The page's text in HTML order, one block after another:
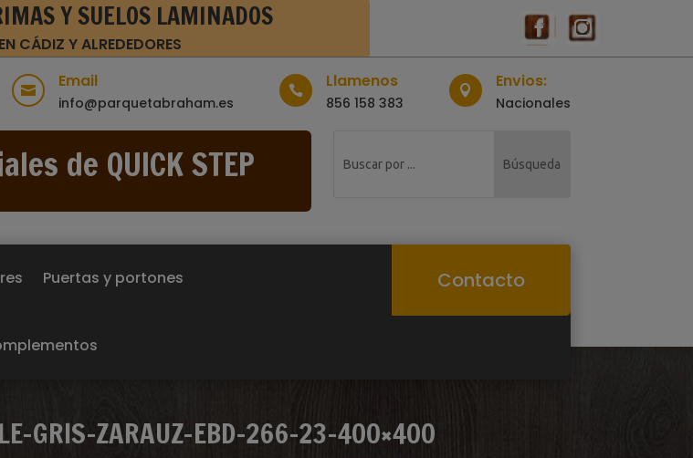
Y SUELOS LAMINADOS
CÁDIZ Y ALREDEDORES
 Email
info@parquetabraham.es
 Llamenos
856 158 383
 Envios:
Nacionales
de QUICK STEP
Puertas y portones Contacto
GRIS-ZARAUZ-EBD-266-23-400×400